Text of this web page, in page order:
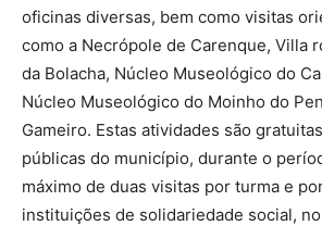
oficinas diversas, bem como visitas
como a Necrópole de Carenque, Villa
da Bolacha, Núcleo Museológico do
Núcleo Museológico do Moinho do
Gameiro. Estas atividades são
públicas do município, durante o
máximo de duas visitas por turma e
instituições de solidariedade social,